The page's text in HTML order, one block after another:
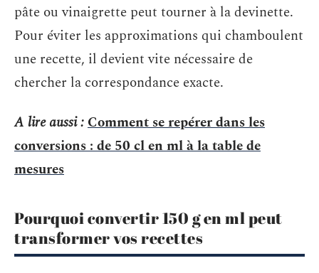
pâte ou vinaigrette peut tourner à la devinette.
Pour éviter les approximations qui chamboulent
une recette, il devient vite nécessaire de
chercher la correspondance exacte.
A lire aussi :Comment se repérer dans les
conversions : de 50 cl en ml à la table de
mesures
Pourquoi convertir 150 g en ml peut
transformer vos recettes